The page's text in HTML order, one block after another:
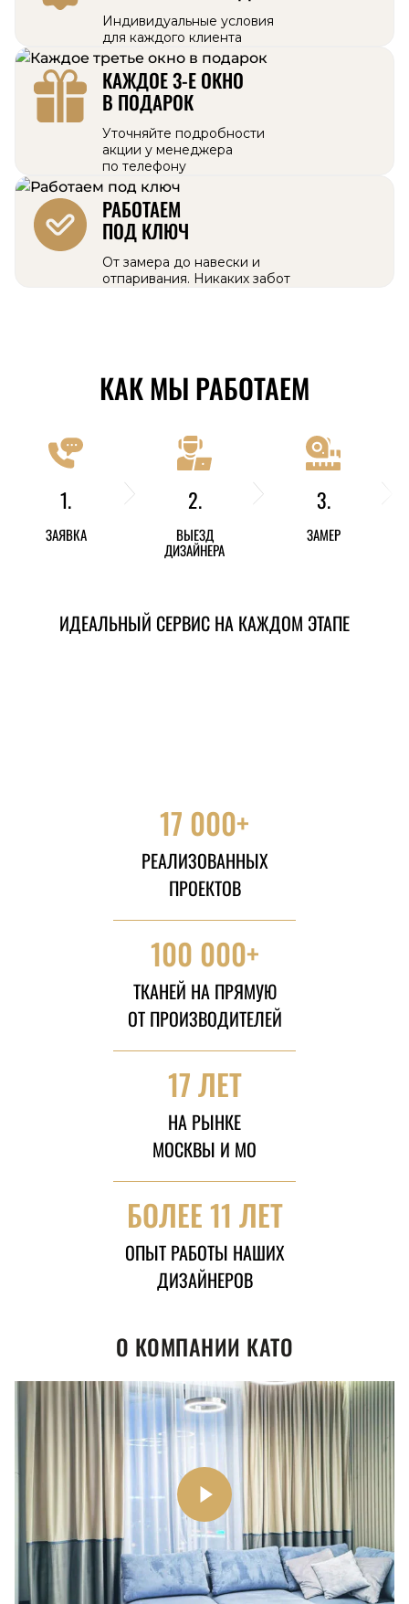
Индивидуальные условия
для каждого клиента
КАЖДОЕ 3-Е ОКНО
В ПОДАРОК
Уточняйте подробности
акции у менеджера
по телефону
РАБОТАЕМ
ПОД КЛЮЧ
От замера до навески и
отпаривания. Никаких забот
КАК МЫ РАБОТАЕМ
1.
ЗАЯВКА
2.
ВЫЕЗД
ДИЗАЙНЕРА
3.
ЗАМЕР
ИДЕАЛЬНЫЙ СЕРВИС НА КАЖДОМ ЭТАПЕ
17 000+
РЕАЛИЗОВАННЫХ
ПРОЕКТОВ
100 000+
ТКАНЕЙ НА ПРЯМУЮ
ОТ ПРОИЗВОДИТЕЛЕЙ
17 ЛЕТ
НА РЫНКЕ
МОСКВЫ И МО
БОЛЕЕ 11 ЛЕТ
ОПЫТ РАБОТЫ НАШИХ
ДИЗАЙНЕРОВ
О КОМПАНИИ КАТО